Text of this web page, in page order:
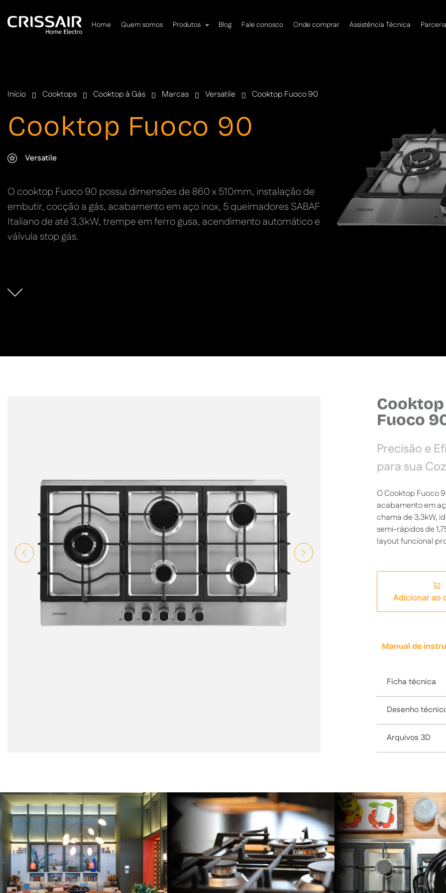
Home Quem somos Produtos Blog Fale conosco Onde comprar Assistência Técnica
Início Cooktops Cooktop à Gás Marcas Versatile Cooktop Fuoco 90
Cooktop Fuoco 90
Versatile
O cooktop Fuoco 90 possui dimensões de 860 x 510mm, instalação de
embutir, cocção a gás, acabamento em aço inox, 5 queimadores SABAF
Italiano de até 3,3kW, trempe em ferro gusa, acendimento automático e
válvula stop gás.
Cooktop
Fuoco
Precisão e
para sua
O Cooktop Fuoco
acabamento em
chama de 3,3kW,
semi-rápidos de
layout funcional
Adicionar ao
Manual de
Ficha técnica
Desenho
Arquivos 3D